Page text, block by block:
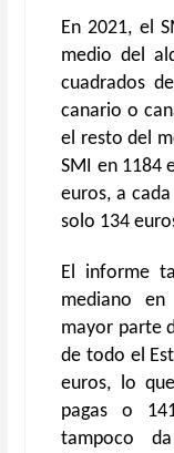
En 2021, el
medio del
cuadrados
canario o
el resto del
SMI en 1184
euros, a
solo 134
El informe
mediano
mayor parte
de todo el
euros, lo
pagas o
tampoco